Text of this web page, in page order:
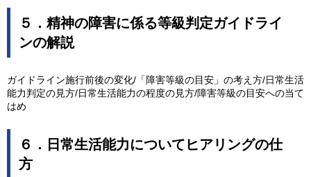
５．精神の障害に係る等級判定ガイドライ
ンの解説
ガイドライン施行前後の変化/「障害等級の目安」の考え方/日常生活
能力判定の見方/日常生活能力の程度の見方/障害等級の目安への当て
はめ
６．日常生活能力についてヒアリングの仕
方